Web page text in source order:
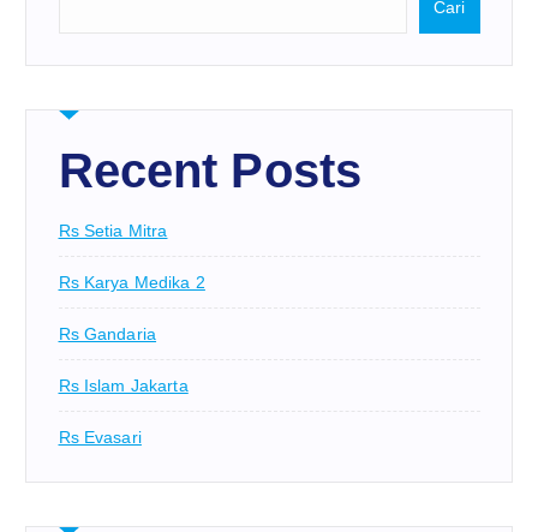
Cari
Recent Posts
Rs Setia Mitra
Rs Karya Medika 2
Rs Gandaria
Rs Islam Jakarta
Rs Evasari